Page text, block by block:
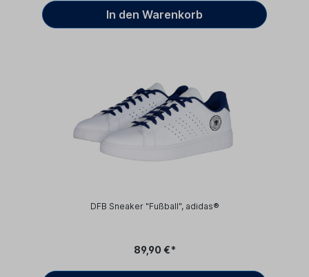
In den Warenkorb
DFB Sneaker "Fußball", adidas®
89,90 €*